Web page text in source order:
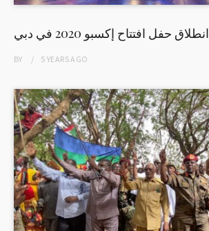
انطلاق حفل افتتاح إكسبو 2020 في دبي
BY 5 YEARSAGO